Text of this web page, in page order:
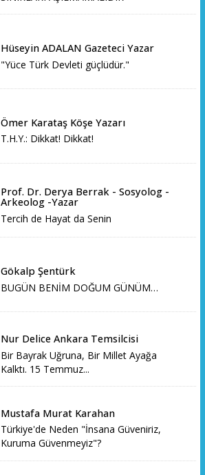
Hüseyin ADALAN Gazeteci Yazar
"Yüce Türk Devleti güçlüdür."
Ömer Karataş Köşe Yazarı
T.H.Y.: Dikkat! Dikkat!
Prof. Dr. Derya Berrak - Sosyolog -
Arkeolog -Yazar
Tercih de Hayat da Senin
Gökalp Şentürk
BUGÜN BENİM DOĞUM GÜNÜM…
Nur Delice Ankara Temsilcisi
Bir Bayrak Uğruna, Bir Millet Ayağa
Kalktı. 15 Temmuz...
Mustafa Murat Karahan
Türkiye'de Neden "İnsana Güveniriz,
Kuruma Güvenmeyiz"?